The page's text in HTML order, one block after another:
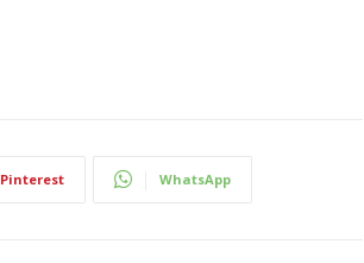
Pinterest WhatsApp